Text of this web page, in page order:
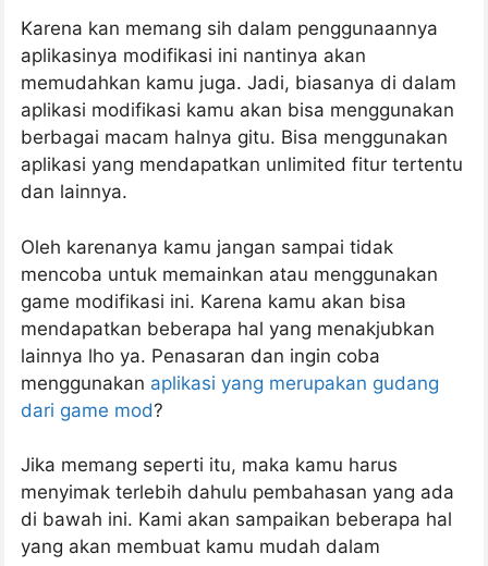
Karena kan memang sih dalam penggunaannya
aplikasinya modifikasi ini nantinya akan
memudahkan kamu juga. Jadi, biasanya di dalam
aplikasi modifikasi kamu akan bisa menggunakan
berbagai macam halnya gitu. Bisa menggunakan
aplikasi yang mendapatkan unlimited fitur tertentu
dan lainnya.
Oleh karenanya kamu jangan sampai tidak
mencoba untuk memainkan atau menggunakan
game modifikasi ini. Karena kamu akan bisa
mendapatkan beberapa hal yang menakjubkan
lainnya lho ya. Penasaran dan ingin coba
menggunakan aplikasi yang merupakan gudang
dari game mod?
Jika memang seperti itu, maka kamu harus
menyimak terlebih dahulu pembahasan yang ada
di bawah ini. Kami akan sampaikan beberapa hal
yang akan membuat kamu mudah dalam